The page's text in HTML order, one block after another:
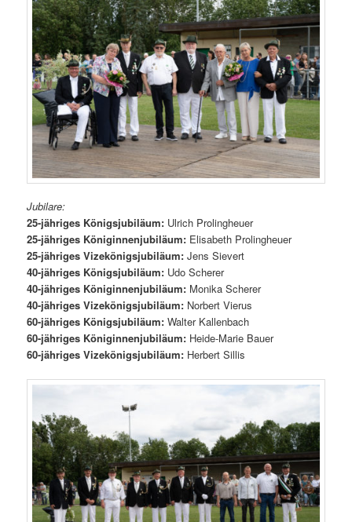
Jubilare:
25-jähriges Königsjubiläum: Ulrich Prolingheuer
25-jähriges Königinnenjubiläum: Elisabeth Prolingheuer
25-jähriges Vizekönigsjubiläum:Jens Sievert
40-jähriges Königsjubiläum: Udo Scherer
40-jähriges Königinnenjubiläum: Monika Scherer
40-jähriges Vizekönigsjubiläum: Norbert Vierus
60-jähriges Königsjubiläum: Walter Kallenbach
60-jähriges Königinnenjubiläum: Heide-Marie Bauer
60-jähriges Vizekönigsjubiläum: Herbert Sillis